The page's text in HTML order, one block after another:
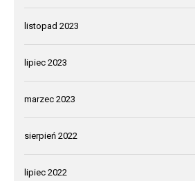
listopad 2023
lipiec 2023
marzec 2023
sierpień 2022
lipiec 2022